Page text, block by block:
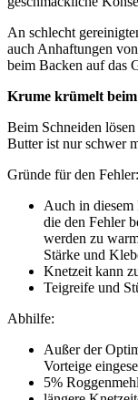
An schlecht
auch Anhaftungen
beim Backen auf das
Krume krümelt beim
Beim Schneiden
Butter ist nur schwer
Gründe für den Fehler:
Auch in diesem
die den Fehler
werden zu
Stärke und
Knetzeit kann
Teigreife und
Abhilfe:
Außer der
Vorteige
5%